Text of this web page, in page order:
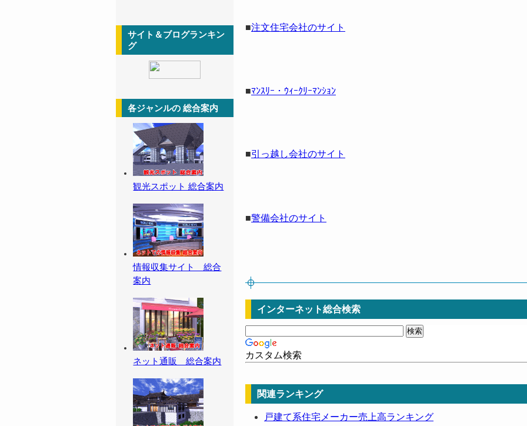
■注文住宅会社のサイト
■ﾏﾝｽﾘｰ・ｳｨｰｸﾘｰﾏﾝｼｮﾝ
■引っ越し会社のサイト
■警備会社のサイト
インターネット総合検索
カスタム検索
関連ランキング
戸建て系住宅メーカー売上高ランキング
サイト＆ブログランキン
グ
各ジャンルの 総合案内
観光スポット 総合案内
情報収集サイト 総合
案内
ネット通販 総合案内